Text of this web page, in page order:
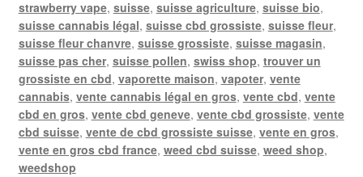
strawberry vape, suisse, suisse agriculture, suisse bio,
suisse cannabis légal, suisse cbd grossiste, suisse fleur,
suisse fleur chanvre, suisse grossiste, suisse magasin,
suisse pas cher, suisse pollen, swiss shop, trouver un
grossiste en cbd, vaporette maison, vapoter, vente
cannabis, vente cannabis légal en gros, vente cbd, vente
cbd en gros, vente cbd geneve, vente cbd grossiste, vente
cbd suisse, vente de cbd grossiste suisse, vente en gros,
vente en gros cbd france, weed cbd suisse, weed shop,
weedshop